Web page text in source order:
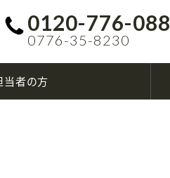
0120-776-088
0776-35-8230
当者の方